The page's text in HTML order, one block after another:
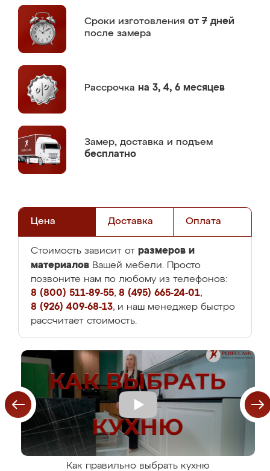
Сроки изготовления от 7 дней
после замера
Рассрочка на 3, 4, 6 месяцев
Замер, доставка и подъем
бесплатно
Цена Доставка Оплата
Стоимость зависит от размеров и
материалов Вашей мебели. Просто
позвоните нам по любому из телефонов:
8 (800) 511-89-55, 8 (495) 665-24-01,
8 (926) 409-68-13, и наш менеджер быстро
рассчитает стоимость.
Как правильно выбрать кухню